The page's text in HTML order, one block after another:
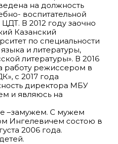
на должность
воспитательной
В 2012 году заочно
Казанский
по специальности
языка и литературы,
литературы». В 2016
работу режиссером в
с 2017 года
директора МБУ
и являюсь на
–замужем. С мужем
Ингелевичем состою в
2006 года.